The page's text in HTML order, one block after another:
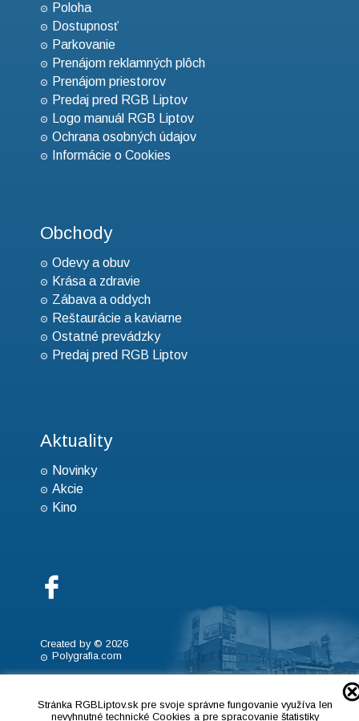
Poloha
Dostupnosť
Parkovanie
Prenájom reklamných plôch
Prenájom priestorov
Predaj pred RGB Liptov
Logo manuál RGB Liptov
Ochrana osobných údajov
Informácie o Cookies
Obchody
Odevy a obuv
Krása a zdravie
Zábava a oddych
Reštaurácie a kaviarne
Ostatné prevádzky
Predaj pred RGB Liptov
Aktuality
Novinky
Akcie
Kino
Stránka RGBLiptov.sk pre svoje správne fungovanie využíva len
nevyhnutné technické Cookies a pre spracovanie štatistiky
Created by © 2026
Polygrafia.com